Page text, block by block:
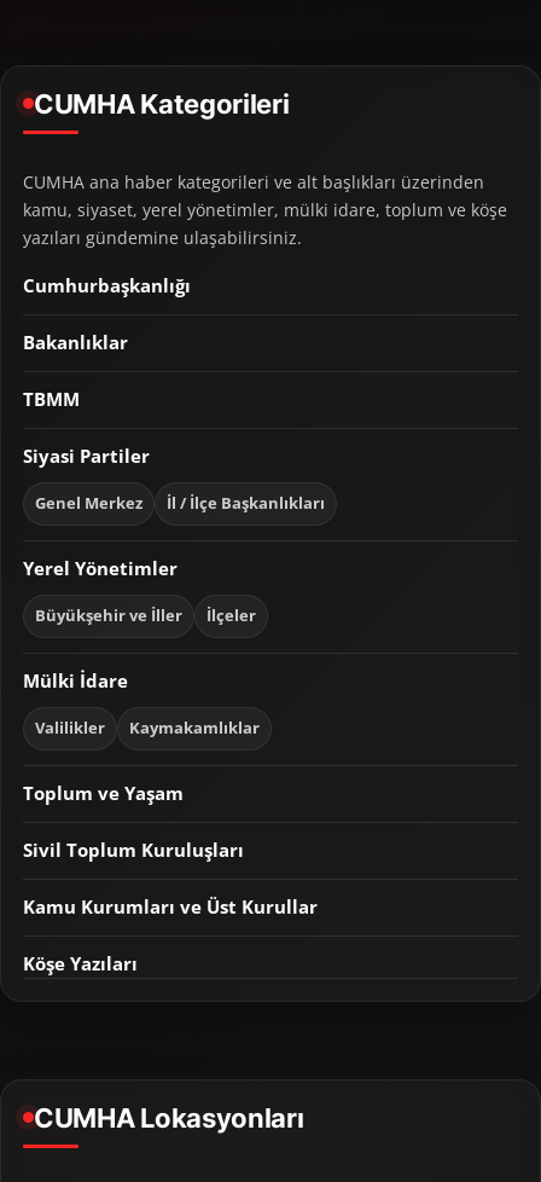
CUMHA Kategorileri
CUMHA ana haber kategorileri ve alt başlıkları üzerinden
kamu, siyaset, yerel yönetimler, mülki idare, toplum ve köşe
yazıları gündemine ulaşabilirsiniz.
Cumhurbaşkanlığı
Bakanlıklar
TBMM
Siyasi Partiler
Genel Merkez İl / İlçe Başkanlıkları
Yerel Yönetimler
Büyükşehir ve İller İlçeler
Mülki İdare
Valilikler Kaymakamlıklar
Toplum ve Yaşam
Sivil Toplum Kuruluşları
Kamu Kurumları ve Üst Kurullar
Köşe Yazıları
CUMHA Lokasyonları